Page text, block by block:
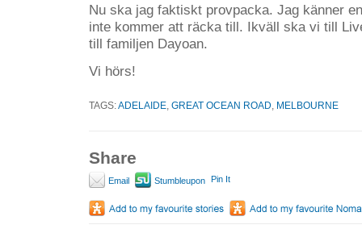
Nu ska jag faktiskt provpacka. Jag känner
inte kommer att räcka till. Ikväll ska vi till
till familjen Dayoan.
Vi hörs!
TAGS:ADELAIDE GREAT OCEAN ROAD MELBOURNE
Share
Email Stumbleupon Pin It